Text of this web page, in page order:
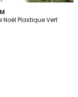
Noël Plastique Vert